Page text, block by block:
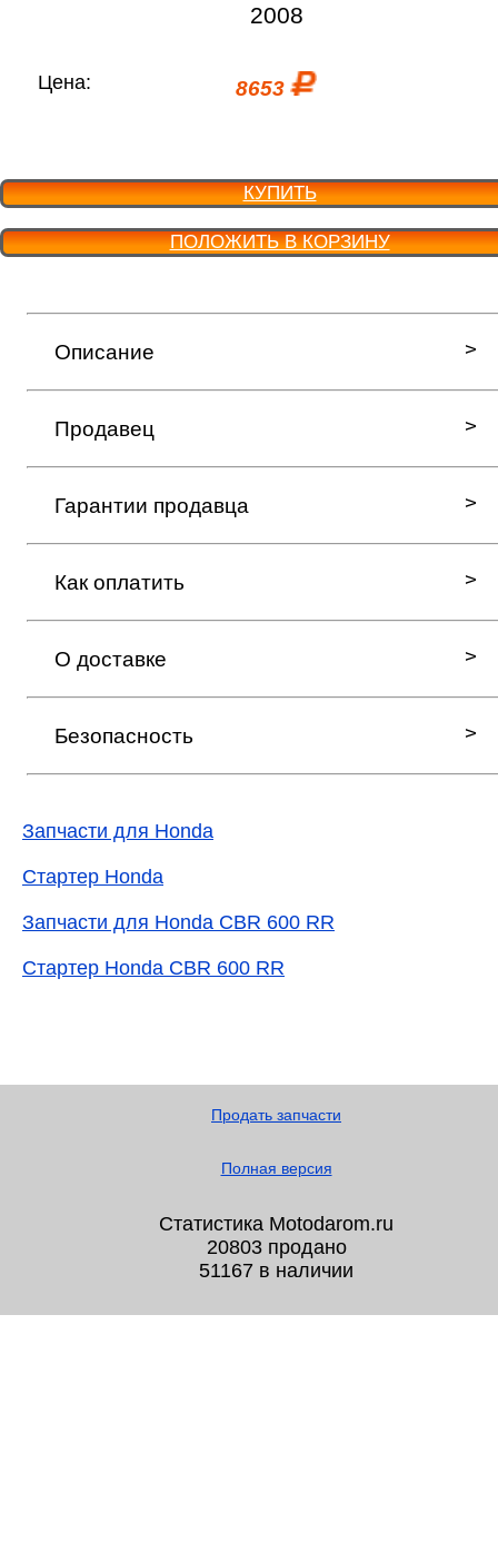
2008
Цена: 8653
КУПИТЬ
ПОЛОЖИТЬ В КОРЗИНУ
Описание
Продавец
Гарантии продавца
Как оплатить
О доставке
Безопасность
Запчасти для Honda
Стартер Honda
Запчасти для Honda CBR 600 RR
Стартер Honda CBR 600 RR
Продать запчасти
Полная версия
Статистика Motodarom.ru
20803 продано
51167 в наличии